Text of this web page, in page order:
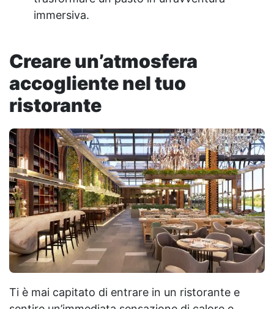
immersiva.
Creare un’atmosfera
accogliente nel tuo
ristorante
Ti è mai capitato di entrare in un ristorante e